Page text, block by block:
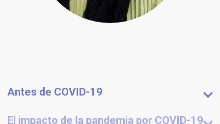
Antes de COVID-19
El impacto de la pandemia por COVID-19